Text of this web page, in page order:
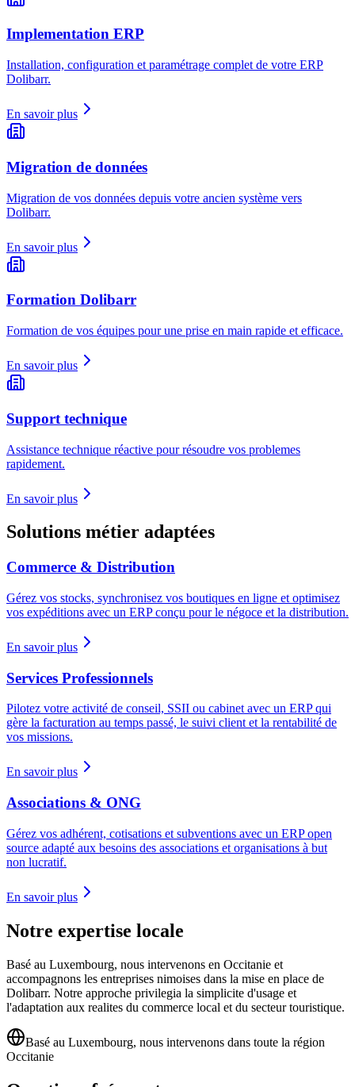
Implementation ERP
Installation, configuration et paramétrage complet de votre ERP
Dolibarr.
En savoir plus
Migration de données
Migration de vos données depuis votre ancien système vers
Dolibarr.
En savoir plus
Formation Dolibarr
Formation de vos équipes pour une prise en main rapide et efficace.
En savoir plus
Support technique
Assistance technique réactive pour résoudre vos problemes
rapidement.
En savoir plus
Solutions métier adaptées
Commerce & Distribution
Gérez vos stocks, synchronisez vos boutiques en ligne et optimisez
vos expéditions avec un ERP conçu pour le négoce et la distribution.
En savoir plus
Services Professionnels
Pilotez votre activité de conseil, SSII ou cabinet avec un ERP qui
gère la facturation au temps passé, le suivi client et la rentabilité de
vos missions.
En savoir plus
Associations & ONG
Gérez vos adhérent, cotisations et subventions avec un ERP open
source adapté aux besoins des associations et organisations à but
non lucratif.
En savoir plus
Notre expertise locale
Basé au Luxembourg, nous intervenons en Occitanie et
accompagnons les entreprises nimoises dans la mise en place de
Dolibarr. Notre approche privilegia la simplicite d'usage et
l'adaptation aux realites du commerce local et du secteur touristique.
Basé au Luxembourg, nous intervenons dans toute la région
Occitanie